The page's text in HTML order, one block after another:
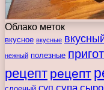
Облако меток
вкусное вкусные
нежный полезные
рецепт рецепт
суп